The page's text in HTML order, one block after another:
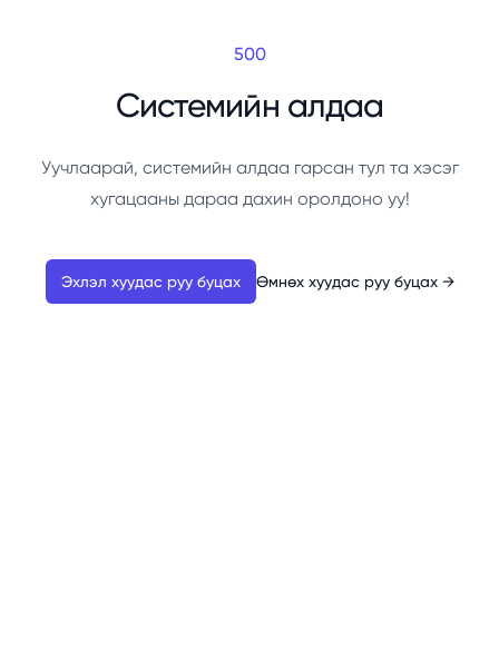
500
Системийн алдаа
Уучлаарай, системийн алдаа гарсан тул та хэсэг
хугацааны дараа дахин оролдоно уу!
Эхлэл хуудас руу буцах Өмнөх хуудас руу буцах →